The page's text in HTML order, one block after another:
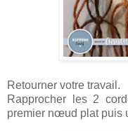
Retourner votre travail.
Rapprocher les 2
premier nœud plat puis